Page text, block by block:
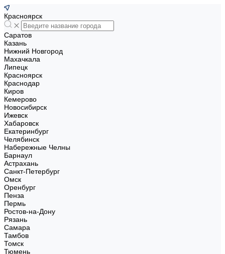
Красноярск
Саратов
Казань
Нижний Новгород
Махачкала
Липецк
Красноярск
Краснодар
Киров
Кемерово
Новосибирск
Ижевск
Хабаровск
Екатеринбург
Челябинск
Набережные Челны
Барнаул
Астрахань
Санкт-Петербург
Омск
Оренбург
Пенза
Пермь
Ростов-на-Дону
Рязань
Самара
Тамбов
Томск
Тюмень